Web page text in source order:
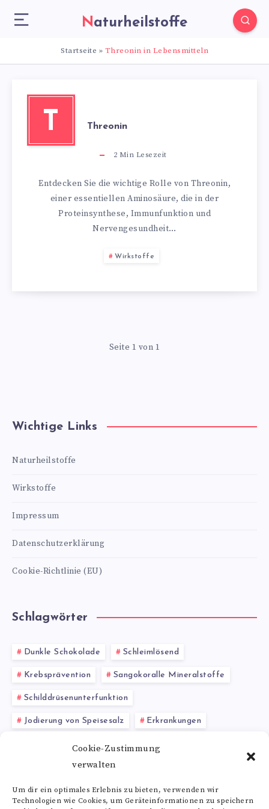
Cookie-Zustimmung
verwalten
Um dir ein optimales Erlebnis zu bieten, verwenden wir
Technologien wie Cookies, um Geräteinformationen zu speichern
Naturheilstoffe
Startseite » Threonin in Lebensmitteln
T Threonin
2 Min Lesezeit
Entdecken Sie die wichtige Rolle von Threonin,
einer essentiellen Aminosäure, die in der
Proteinsynthese, Immunfunktion und
Nervengesundheit…
Wirkstoffe
Seite 1 von 1
Wichtige Links
Naturheilstoffe
Wirkstoffe
Impressum
Datenschutzerklärung
Cookie-Richtlinie (EU)
Schlagwörter
Dunkle Schokolade Schleimlösend
Krebsprävention Sangokoralle Mineralstoffe
Schilddrüsenunterfunktion
Jodierung von Speisesalz Erkrankungen
Vitamin B1 Vorteile